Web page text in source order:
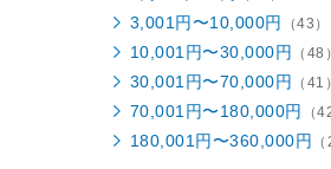
3,001円〜10,000円 （43）
10,001円〜30,000円 （48）
30,001円〜70,000円 （41）
70,001円〜180,000円 （
180,001円〜360,000円